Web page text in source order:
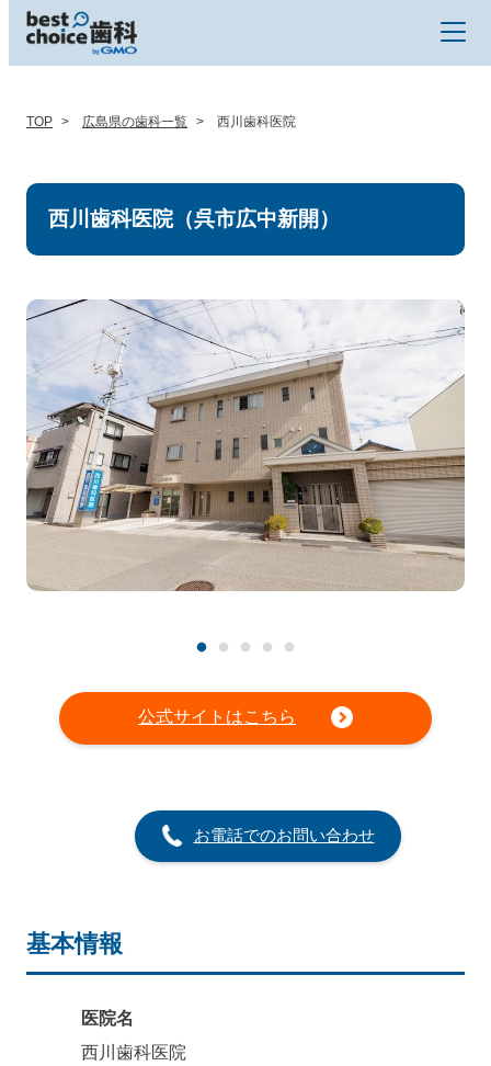
TOP 広島県の歯科一覧 西川歯科医院
西川歯科医院（呉市広中新開）
公式サイトはこちら
お電話でのお問い合わせ
基本情報
医院名
西川歯科医院